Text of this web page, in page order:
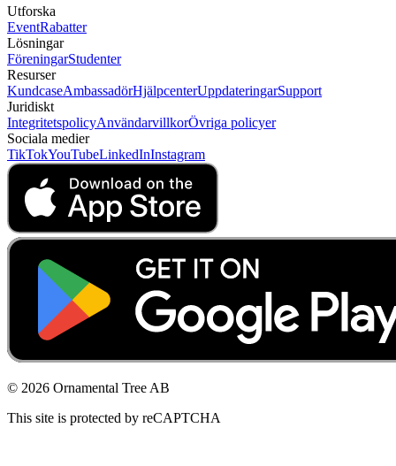
Utforska
EventRabatter
Lösningar
FöreningarStudenter
Resurser
KundcaseAmbassadörHjälpcenterUppdateringarSupport
Juridiskt
IntegritetspolicyAnvändarvillkorÖvriga policyer
Sociala medier
TikTokYouTubeLinkedInInstagram
© 2026 Ornamental Tree AB
This site is protected by reCAPTCHA